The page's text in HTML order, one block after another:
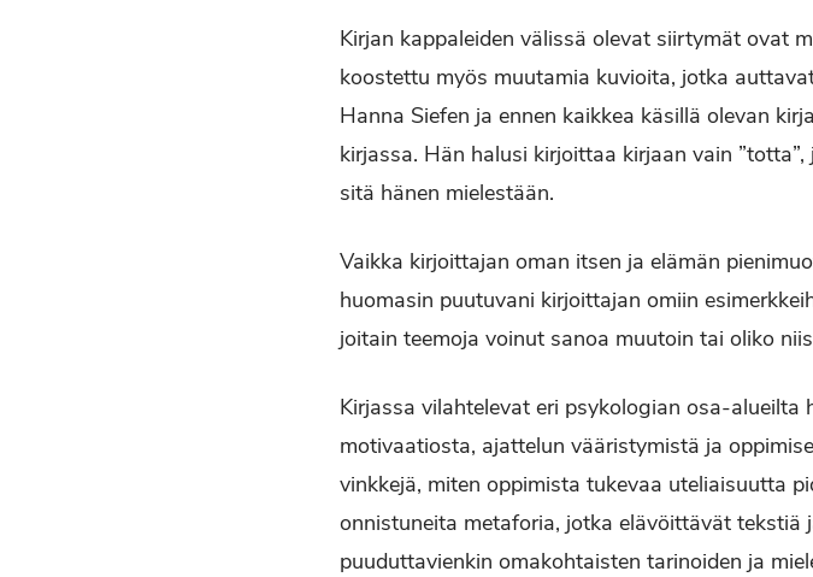
Kirjan kappaleiden välissä olevat siirtymät ovat
koostettu myös muutamia kuvioita, jotka
Hanna Siefen ja ennen kaikkea käsillä olevan
kirjassa. Hän halusi kirjoittaa kirjaan vain
sitä hänen mielestään.
Vaikka kirjoittajan oman itsen ja elämän
huomasin puutuvani kirjoittajan omiin
joitain teemoja voinut sanoa muutoin tai oliko
Kirjassa vilahtelevat eri psykologian osa-
motivaatiosta, ajattelun vääristymistä ja
vinkkejä, miten oppimista tukevaa uteliaisuutta
onnistuneita metaforia, jotka elävöittävät tekstiä
puuduttavienkin omakohtaisten tarinoiden ja